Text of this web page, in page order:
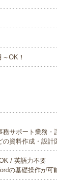
OK！
サポート業務
の資料作成・設
/ 英語力不要
の基礎操作が